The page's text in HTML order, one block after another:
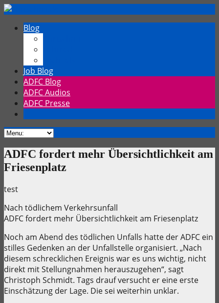
Blog
Job Blog
ADFC Blog
ADFC Audios
ADFC Presse
ADFC fordert mehr Übersichtlichkeit am
Friesenplatz
test
Nach tödlichem Verkehrsunfall
ADFC fordert mehr Übersichtlichkeit am Friesenplatz
Noch am Abend des tödlichen Unfalls hatte der ADFC ein
stilles Gedenken an der Unfallstelle organisiert. „Nach
diesem schrecklichen Ereignis war es uns wichtig, nicht
direkt mit Stellungnahmen herauszugehen“, sagt
Christoph Schmidt. Tags drauf versucht er eine erste
Einschätzung der Lage. Die sei weiterhin unklar.